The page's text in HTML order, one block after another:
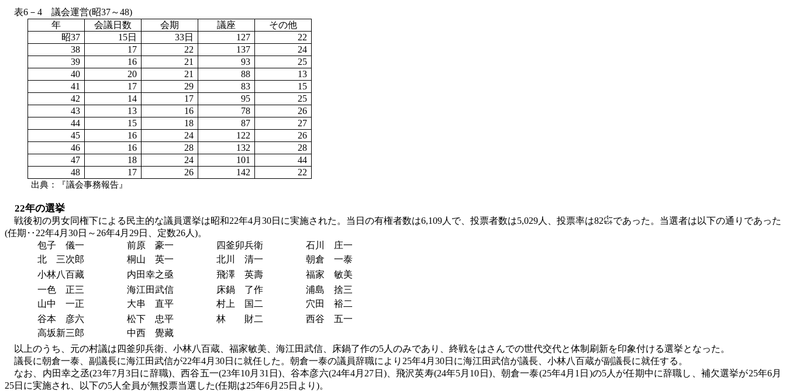
表6－4 議会運営(昭37～48)
年
会議日数 会期 議座
その他
昭37 15日 33日 127
22
38
17 22 137
24
39
16 21 93
25
40
20 21 88
13
41
17 29 83
15
42
14 17 95
25
43
13 16 78
26
44
15 18 87
27
45
16 24 122
26
46
16 28 132
28
47
18 24 101
44
48
17 26 142 22
出典：『議会事務報告』
22年の選挙
戦後初の男女同権下による民主的な議員選挙は昭和22年4月30日に実施された。当日の有権者数は6,109人で、投票者数は5,029人、投票率は82㌫であった。当選者は以下の通りであった
(任期‥22年4月30日～26年4月29日、定数26人)。
包子 儀一
前原 豪一 四釜卯兵衛
石川 庄一
北 三次郎
桐山 英一 北川 清一
朝倉 一泰
小林八百藏
内田幸之亟 飛澤 英壽
福家 敏美
一色 正三
海江田武信 床鍋 了作
浦島 捨三
山中 一正
大串 直平 村上 国二
穴田 裕二
谷本 彦六
松下 忠平 林 財二
西谷 五一
高坂新三郎
中西 覺藏
以上のうち、元の村議は四釜卯兵衛、小林八百蔵、福家敏美、海江田武信、床鍋了作の5人のみであり、終戦をはさんでの世代交代と体制刷新を印象付ける選挙となった。
議長に朝倉一泰、副議長に海江田武信が22年4月30日に就任した。朝倉一泰の議員辞職により25年4月30日に海江田武信が議長、小林八百蔵が副議長に就任する。
なお、内田幸之丞(23年7月3日に辞職)、西谷五一(23年10月31日)、谷本彦六(24年4月27日)、飛沢英寿(24年5月10日)、朝倉一泰(25年4月1日)の5人が任期中に辞職し、補欠選挙が25年6月
25日に実施され、以下の5人全員が無投票当選した(任期は25年6月25日より)。